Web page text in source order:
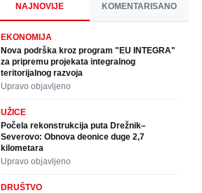
NAJNOVIJE KOMENTARISANO
EKONOMIJA
Nova podrška kroz program "EU INTEGRA"
za pripremu projekata integralnog
teritorijalnog razvoja
Upravo objavljeno
UŽICE
Počela rekonstrukcija puta Drežnik–
Severovo: Obnova deonice duge 2,7
kilometara
Upravo objavljeno
DRUŠTVO